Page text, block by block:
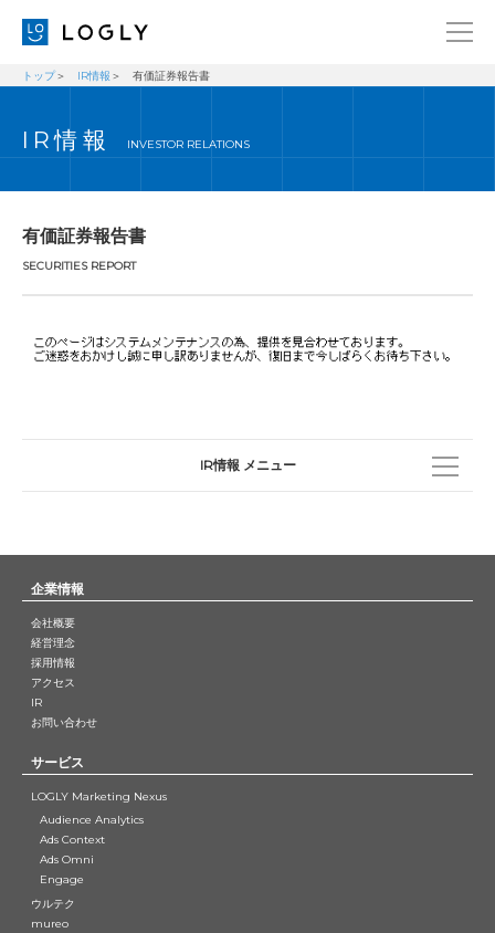
経営理念
ニュース
ブログ
事業内容
トップ IR情報 有価証券報告書
IR情報 INVESTOR RELATIONS
有価証券報告書
SECURITIES REPORT
IR情報 メニュー
IRライブラリー
決算短信
株式について
IRお問い合わせ
電子公告
企業情報
会社概要
経営理念
採用情報
アクセス
IR
お問い合わせ
サービス
LOGLY Marketing Nexus
Audience Analytics
Ads Context
Ads Omni
Engage
ウルテク
mureo